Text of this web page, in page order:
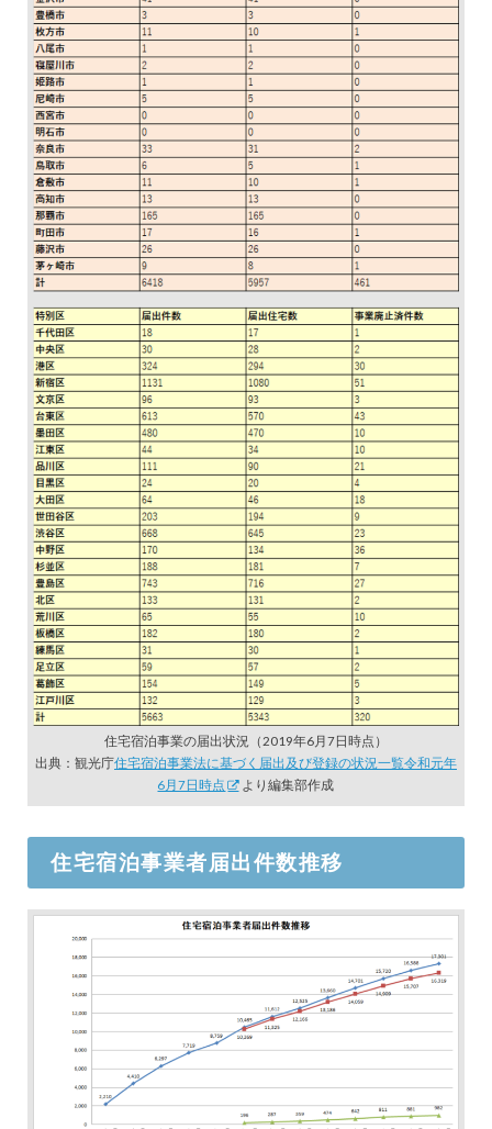
住宅宿泊事業の届出状況（2019年6月7日時点）
出典：観光庁住宅宿泊事業法に基づく届出及び登録の状況一覧令和元年
6月7日時点
より編集部作成
住宅宿泊事業者届出件数推移